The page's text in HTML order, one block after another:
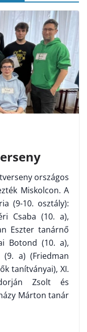
országos
Miskolcon. A
(9-10. osztály):
Csaba (10. a),
Eszter tanárnő
Botond (10. a),
(9. a) (Friedman
tanítványai), XI.
Zsolt és
Márton tanár